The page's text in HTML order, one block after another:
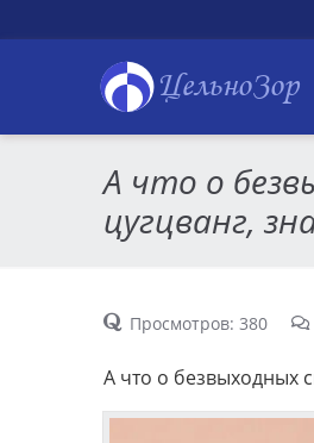
ЦельноЗор
А что о
цугцванг,
Просмотров: 380
А что о безвыходных